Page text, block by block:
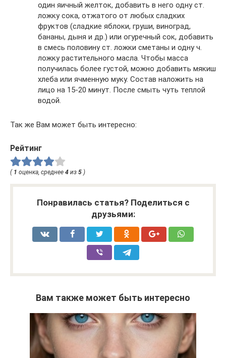
один яичный желток, добавить в него одну ст.
ложку сока, отжатого от любых сладких
фруктов (сладкие яблоки, груши, виноград,
бананы, дыня и др.) или огуречный сок, добавить
в смесь половину ст. ложки сметаны и одну ч.
ложку растительного масла. Чтобы масса
получилась более густой, можно добавить мякиш
хлеба или ячменную муку. Состав наложить на
лицо на 15-20 минут. После смыть чуть теплой
водой.
Так же Вам может быть интересно:
Рейтинг
( 1 оценка, среднее 4 из 5 )
Понравилась статья? Поделиться с
друзьями:
Вам также может быть интересно